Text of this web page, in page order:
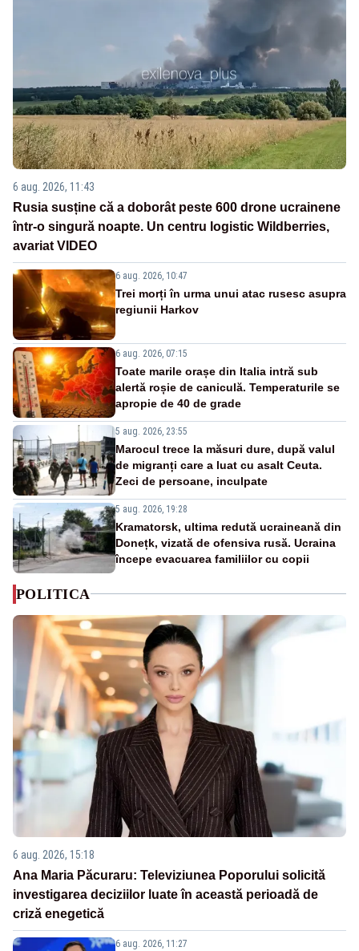
6 aug. 2026, 11:43
Rusia susține că a doborât peste 600 drone ucrainene
într-o singură noapte. Un centru logistic Wildberries,
avariat VIDEO
6 aug. 2026, 10:47
Trei morți în urma unui atac rusesc asupra
regiunii Harkov
6 aug. 2026, 07:15
Toate marile orașe din Italia intră sub
alertă roșie de caniculă. Temperaturile se
apropie de 40 de grade
5 aug. 2026, 23:55
Marocul trece la măsuri dure, după valul
de migranți care a luat cu asalt Ceuta.
Zeci de persoane, inculpate
5 aug. 2026, 19:28
Kramatorsk, ultima redută ucraineană din
Donețk, vizată de ofensiva rusă. Ucraina
începe evacuarea familiilor cu copii
POLITICA
6 aug. 2026, 15:18
Ana Maria Păcuraru: Televiziunea Poporului solicită
investigarea deciziilor luate în această perioadă de
criză enegetică
6 aug. 2026, 11:27